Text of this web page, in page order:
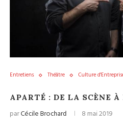
Entretiens Théâtre Culture
APARTÉ : DE LA SCÈNE À
parCécile Brochard 8 mai 2019